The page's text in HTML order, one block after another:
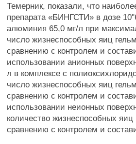
Темерник, показали, что
препарата «БИНГСТИ» в дозе
алюминия 65,0 мг/л при
число жизнеспособных яиц
сравнению с контролем и
использовании анионных
л в комплексе с
число жизнеспособных яиц
сравнению с контролем и
использовании неионных
количество жизнеспособных
сравнению с контролем и